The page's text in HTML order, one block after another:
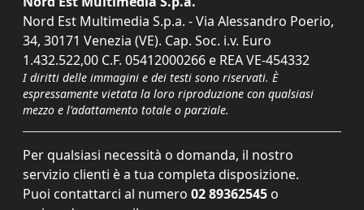
Nord Est Multimedia S.p.a. - Via Alessandro Poerio,
34, 30171 Venezia (VE). Cap. Soc. i.v. Euro
1.432.522,00 C.F. 05412000266 e REA VE-454332
I diritti delle immagini e dei testi sono riservati. È
espressamente vietata la loro riproduzione con qualsiasi
mezzo e l'adattamento totale o parziale.
Per qualsiasi necessità o domanda, il nostro
servizio clienti è a tua completa disposizione.
Puoi contattarci al numero 02 89362545 o